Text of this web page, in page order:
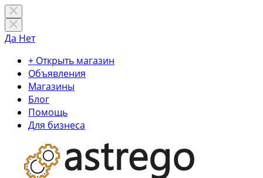
Да Нет
+ Открыть магазин
Объявления
Магазины
Блог
Помощь
Для бизнеса